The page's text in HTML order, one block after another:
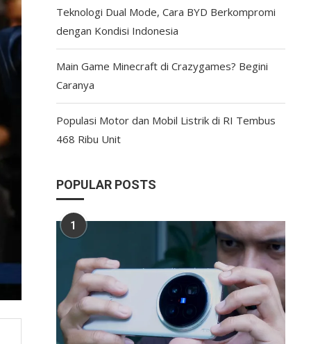
Teknologi Dual Mode, Cara BYD Berkompromi
dengan Kondisi Indonesia
Main Game Minecraft di Crazygames? Begini
Caranya
Populasi Motor dan Mobil Listrik di RI Tembus
468 Ribu Unit
POPULAR POSTS
1